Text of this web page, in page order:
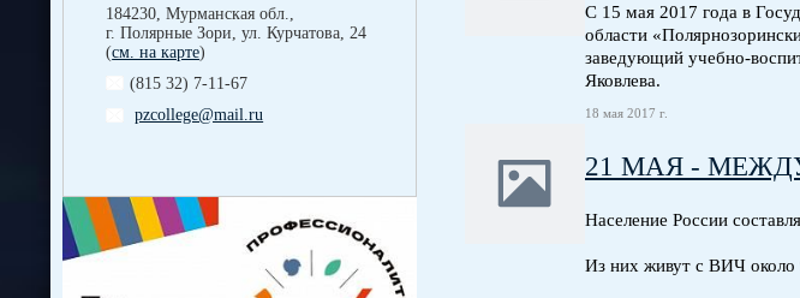
184230, Мурманская обл.,
г. Полярные Зори, ул. Курчатова, 24
(см. на карте)
(815 32) 7-11-67
pzcollege@mail.ru
С 15 мая 2017 года в
области
заведующий учебно-
Яковлева.
18 мая 2017 г.
21 МАЯ -
Население России
Из них живут с ВИЧ около